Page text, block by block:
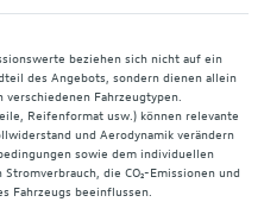
beziehen sich nicht auf ein
des Angebots, sondern dienen allein
Fahrzeugtypen.
Reifenformat usw.) können relevante
und Aerodynamik verändern
sowie dem individuellen
die CO₂-Emissionen und
Fahrzeugs beeinflussen.